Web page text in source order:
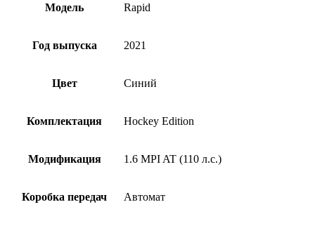
Модель Rapid
Год выпуска 2021
Цвет Синий
Комплектация Hockey Edition
Модификация 1.6 MPI AT (110 л.с.)
Коробка передач Автомат